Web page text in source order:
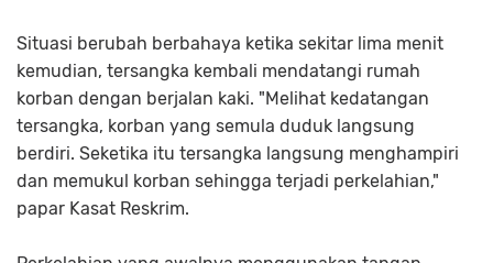
Situasi berubah berbahaya ketika sekitar lima menit
kemudian, tersangka kembali mendatangi rumah
korban dengan berjalan kaki. "Melihat kedatangan
tersangka, korban yang semula duduk langsung
berdiri. Seketika itu tersangka langsung menghampiri
dan memukul korban sehingga terjadi perkelahian,"
papar Kasat Reskrim.